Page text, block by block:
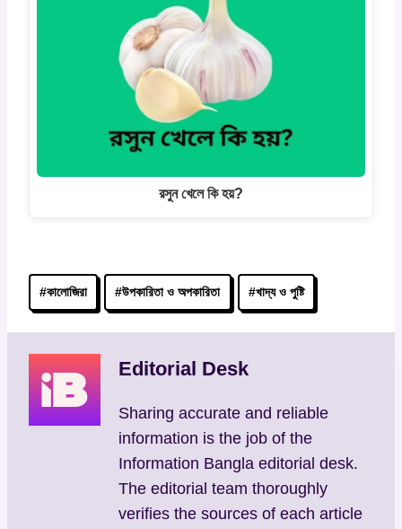
রসুন খেলে কি হয়?
Post
Tags:
#কালোজিরা #উপকারিতা ও অপকারিতা #খাদ্য ও পুষ্টি
Editorial Desk
Sharing accurate and reliable
information is the job of the
Information Bangla editorial desk.
The editorial team thoroughly
verifies the sources of each article